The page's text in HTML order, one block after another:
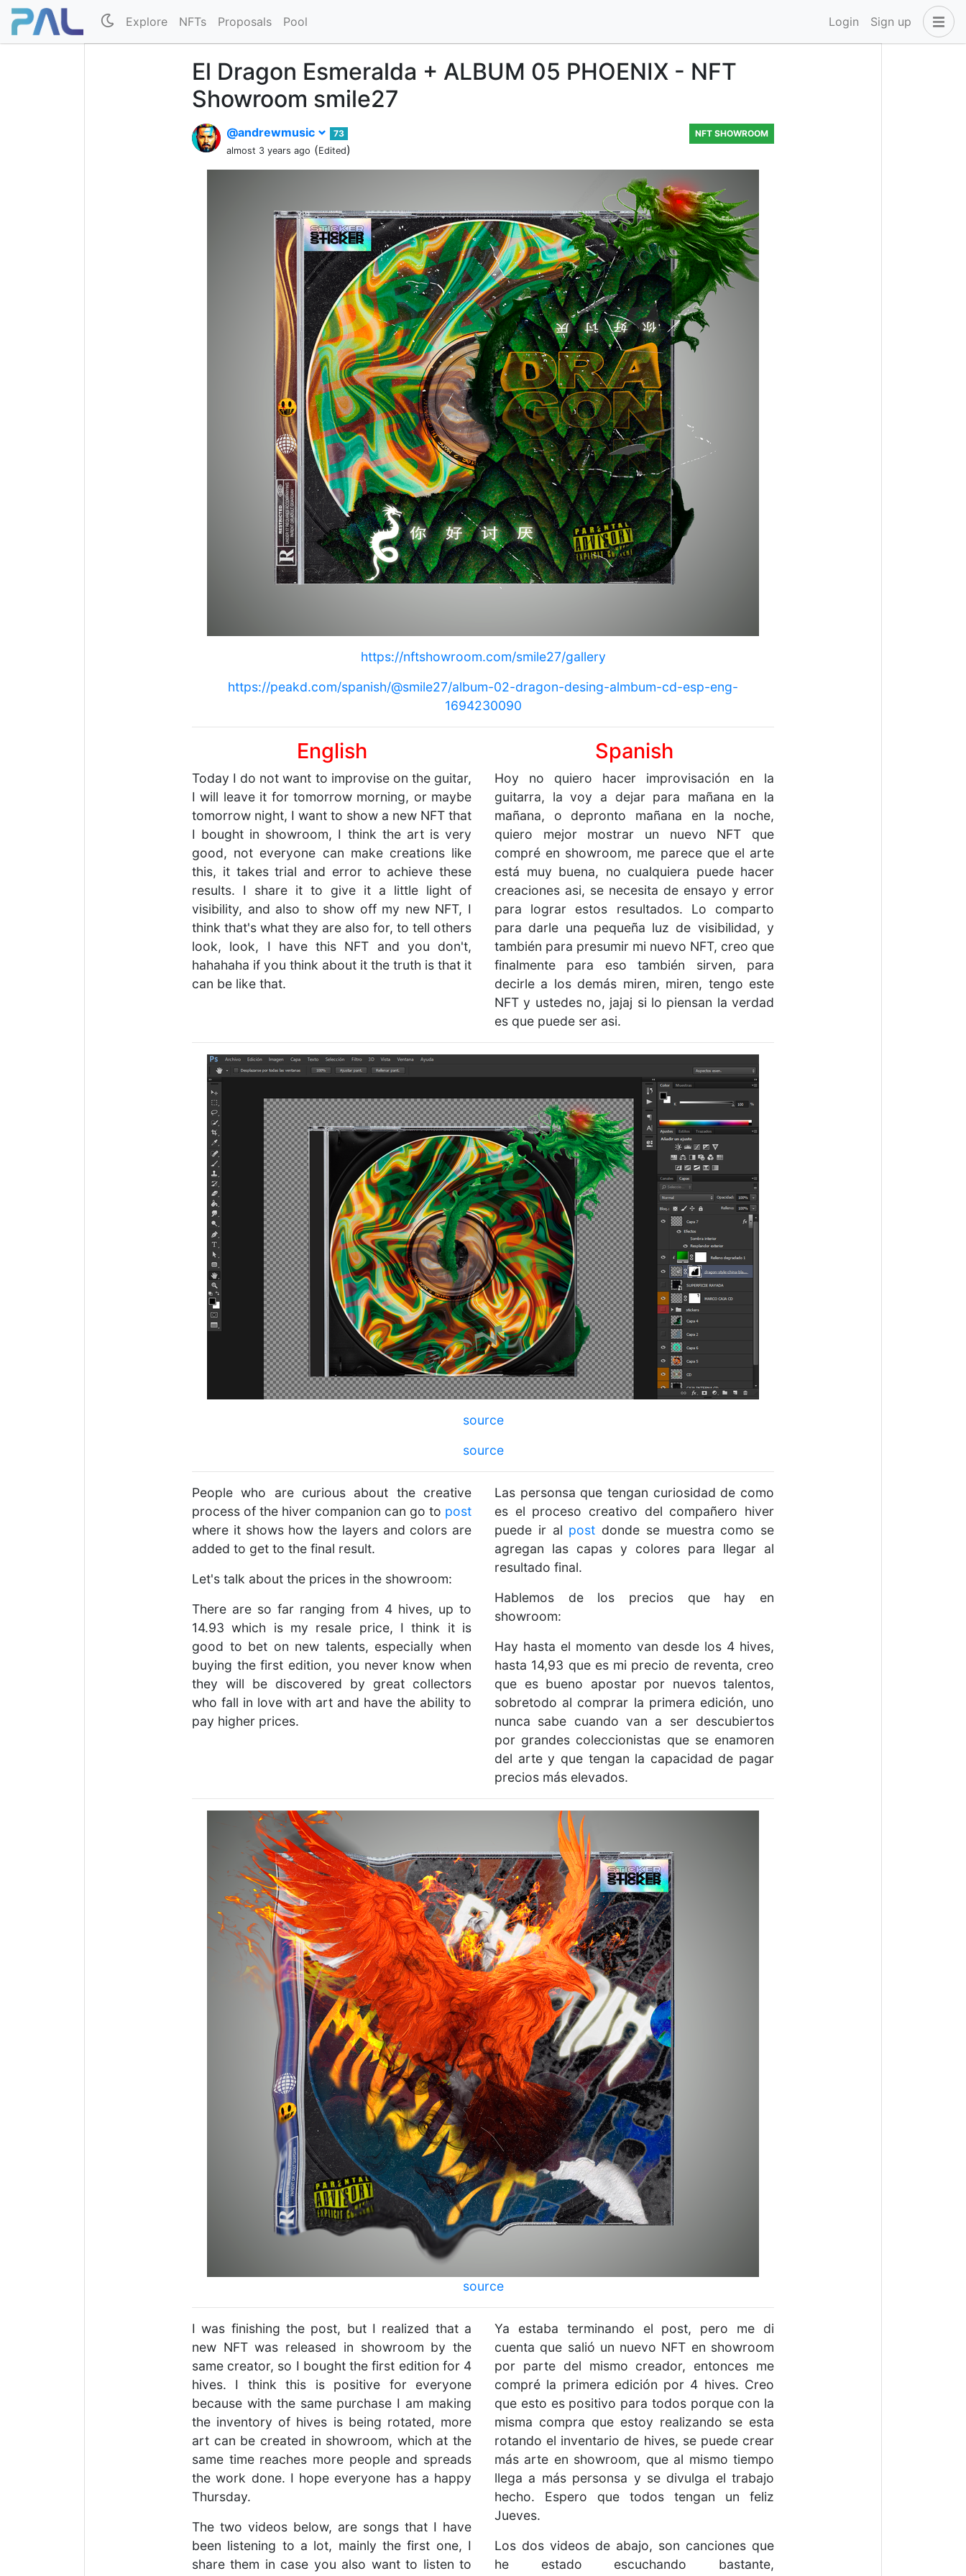
Explore NFTs Proposals Pool Login Sign up
El Dragon Esmeralda + ALBUM 05 PHOENIX - NFT
Showroom smile27
@andrewmusic
73
almost 3 years ago (Edited)
NFT SHOWROOM
https://nftshowroom.com/smile27/gallery
https://peakd.com/spanish/@smile27/album-02-dragon-desing-almbum-cd-esp-eng-
1694230090
English
Today I do not want to improvise on the guitar,
I will leave it for tomorrow morning, or maybe
tomorrow night, I want to show a new NFT that
I bought in showroom, I think the art is very
good, not everyone can make creations like
this, it takes trial and error to achieve these
results. I share it to give it a little light of
visibility, and also to show off my new NFT, I
think that's what they are also for, to tell others
look, look, I have this NFT and you don't,
hahahaha if you think about it the truth is that it
can be like that.
Spanish
Hoy no quiero hacer improvisación en la
guitarra, la voy a dejar para mañana en la
mañana, o depronto mañana en la noche,
quiero mejor mostrar un nuevo NFT que
compré en showroom, me parece que el arte
está muy buena, no cualquiera puede hacer
creaciones asi, se necesita de ensayo y error
para lograr estos resultados. Lo comparto
para darle una pequeña luz de visibilidad, y
también para presumir mi nuevo NFT, creo que
finalmente para eso también sirven, para
decirle a los demás miren, miren, tengo este
NFT y ustedes no, jajaj si lo piensan la verdad
es que puede ser asi.
source
source
People who are curious about the creative
process of the hiver companion can go to post
where it shows how the layers and colors are
added to get to the final result.
Let's talk about the prices in the showroom:
There are so far ranging from 4 hives, up to
14.93 which is my resale price, I think it is
good to bet on new talents, especially when
buying the first edition, you never know when
they will be discovered by great collectors
who fall in love with art and have the ability to
pay higher prices.
Las personsa que tengan curiosidad de como
es el proceso creativo del compañero hiver
puede ir al post donde se muestra como se
agregan las capas y colores para llegar al
resultado final.
Hablemos de los precios que hay en
showroom:
Hay hasta el momento van desde los 4 hives,
hasta 14,93 que es mi precio de reventa, creo
que es bueno apostar por nuevos talentos,
sobretodo al comprar la primera edición, uno
nunca sabe cuando van a ser descubiertos
por grandes coleccionistas que se enamoren
del arte y que tengan la capacidad de pagar
precios más elevados.
source
I was finishing the post, but I realized that a
new NFT was released in showroom by the
same creator, so I bought the first edition for 4
hives. I think this is positive for everyone
because with the same purchase I am making
the inventory of hives is being rotated, more
art can be created in showroom, which at the
same time reaches more people and spreads
the work done. I hope everyone has a happy
Thursday.
The two videos below, are songs that I have
been listening to a lot, mainly the first one, I
share them in case you also want to listen to
Ya estaba terminando el post, pero me di
cuenta que salió un nuevo NFT en showroom
por parte del mismo creador, entonces me
compré la primera edición por 4 hives. Creo
que esto es positivo para todos porque con la
misma compra que estoy realizando se esta
rotando el inventario de hives, se puede crear
más arte en showroom, que al mismo tiempo
llega a más personsa y se divulga el trabajo
hecho. Espero que todos tengan un feliz
Jueves.
Los dos videos de abajo, son canciones que
he estado escuchando bastante,